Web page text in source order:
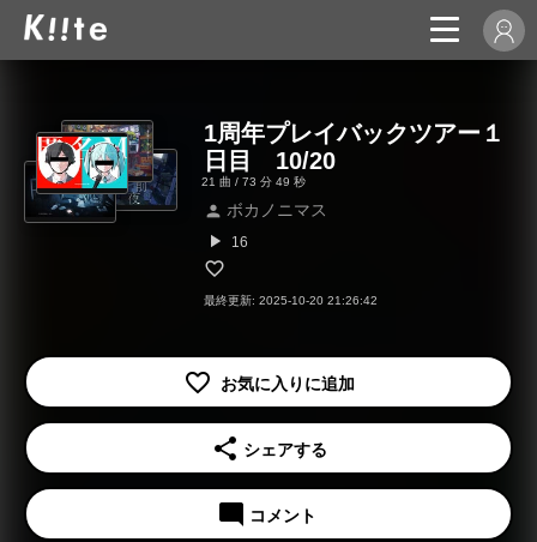
1周年プレイバックツアー１
日目 10/20
21 曲 / 73 分 49 秒
person ボカノニマス
play_arrow 16
最終更新: 2025-10-20 21:26:42
share シェアする
mode_comment コメント